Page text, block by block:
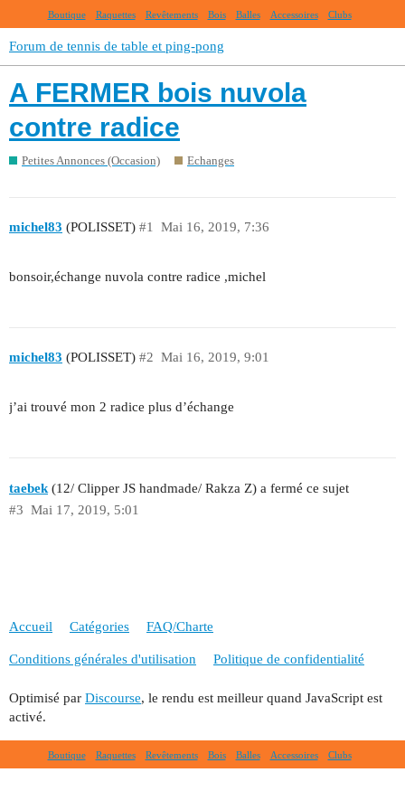
Boutique Raquettes Revêtements Bois Balles Accessoires Clubs
Forum de tennis de table et ping-pong
A FERMER bois nuvola
contre radice
Petites Annonces (Occasion) Echanges
michel83 (POLISSET) Mai 16, 2019, 7:36
#1
bonsoir,échange nuvola contre radice ,michel
michel83 (POLISSET) Mai 16, 2019, 9:01
#2
j’ai trouvé mon 2 radice plus d’échange
taebek (12/ Clipper JS handmade/ Rakza Z) a fermé ce sujet
Mai 17, 2019, 5:01
#3
Accueil Catégories FAQ/Charte
Conditions générales d'utilisation Politique de confidentialité
Optimisé par Discourse, le rendu est meilleur quand JavaScript est
activé.
Boutique Raquettes Revêtements Bois Balles Accessoires Clubs